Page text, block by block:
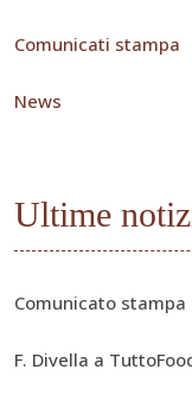
Comunicati stampa
News
Ultime
Comunicato stampa
F. Divella a